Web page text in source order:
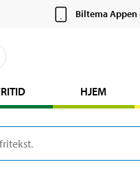
Biltema Appen
HJEM